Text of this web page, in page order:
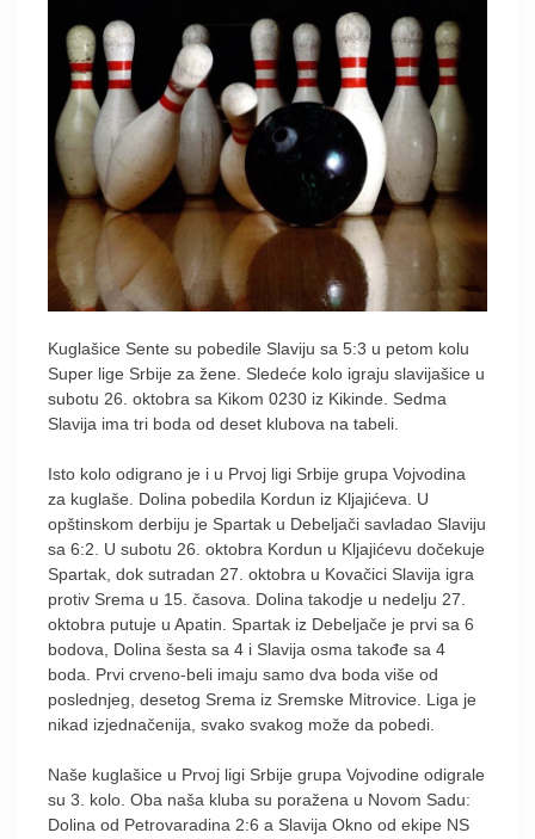
Kuglašice Sente su pobedile Slaviju sa 5:3 u petom kolu
Super lige Srbije za žene. Sledeće kolo igraju slavijašice u
subotu 26. oktobra sa Kikom 0230 iz Kikinde. Sedma
Slavija ima tri boda od deset klubova na tabeli.
Isto kolo odigrano je i u Prvoj ligi Srbije grupa Vojvodina
za kuglaše. Dolina pobedila Kordun iz Kljajićeva. U
opštinskom derbiju je Spartak u Debeljači savladao Slaviju
sa 6:2. U subotu 26. oktobra Kordun u Kljajićevu dočekuje
Spartak, dok sutradan 27. oktobra u Kovačici Slavija igra
protiv Srema u 15. časova. Dolina takodje u nedelju 27.
oktobra putuje u Apatin. Spartak iz Debeljače je prvi sa 6
bodova, Dolina šesta sa 4 i Slavija osma takođe sa 4
boda. Prvi crveno-beli imaju samo dva boda više od
poslednjeg, desetog Srema iz Sremske Mitrovice. Liga je
nikad izjednačenija, svako svakog može da pobedi.
Naše kuglašice u Prvoj ligi Srbije grupa Vojvodine odigrale
su 3. kolo. Oba naša kluba su poražena u Novom Sadu:
Dolina od Petrovaradina 2:6 a Slavija Okno od ekipe NS